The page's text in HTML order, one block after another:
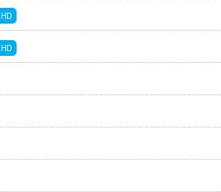
HD
HD